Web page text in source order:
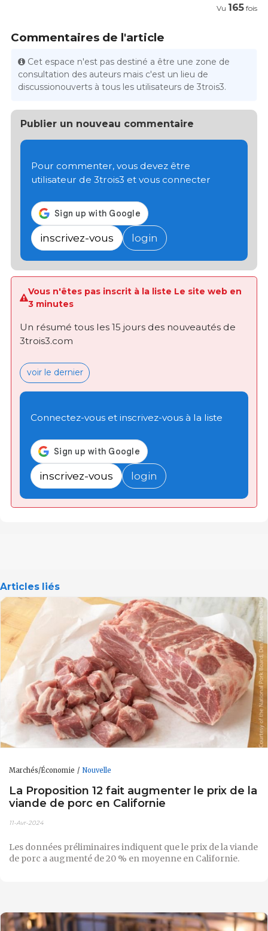
Vu 165 fois
Commentaires de l'article
Cet espace n'est pas destiné a être une zone de
consultation des auteurs mais c'est un lieu de
discussionouverts à tous les utilisateurs de 3trois3.
Publier un nouveau commentaire
Pour commenter, vous devez être
utilisateur de 3trois3 et vous connecter
inscrivez-vous login
Vous n'êtes pas inscrit à la liste Le site web en
3 minutes
Un résumé tous les 15 jours des nouveautés de
3trois3.com
voir le dernier
Connectez-vous et inscrivez-vous à la liste
inscrivez-vous login
Articles liés
Marchés/Économie Nouvelle
La Proposition 12 fait augmenter le prix de la
viande de porc en Californie
11-Avr-2024
Les données préliminaires indiquent que le prix de la viande
de porc a augmenté de 20 % en moyenne en Californie.